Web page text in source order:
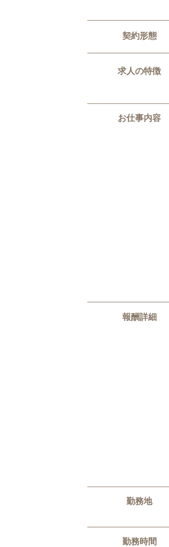
契約形態
求人の特徴
お仕事内容
報酬詳細
勤務地
勤務時間